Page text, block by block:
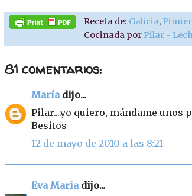
Receta de: Galicia,
Cocinada por Pilar -
81 comentarios:
Maríadijo...
Pilar....yo quiero, mándame unos
Besitos
12 de mayo de 2010 a las 8:21
Eva Mariadijo...